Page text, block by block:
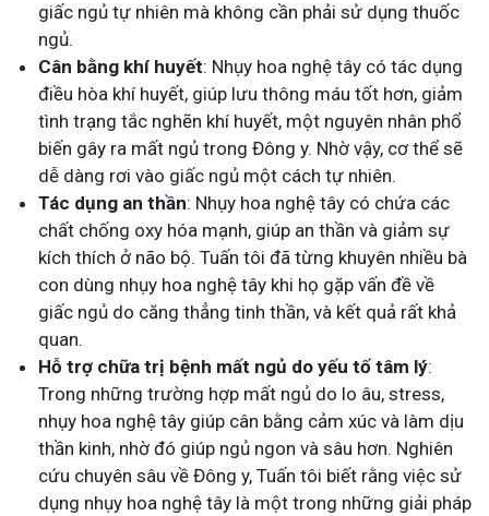
giấc ngủ tự nhiên mà không cần phải sử dụng thuốc
ngủ.
Cân bằng khí huyết: Nhụy hoa nghệ tây có tác dụng
điều hòa khí huyết, giúp lưu thông máu tốt hơn, giảm
tình trạng tắc nghẽn khí huyết, một nguyên nhân phổ
biến gây ra mất ngủ trong Đông y. Nhờ vậy, cơ thể sẽ
dễ dàng rơi vào giấc ngủ một cách tự nhiên.
Tác dụng an thần: Nhụy hoa nghệ tây có chứa các
chất chống oxy hóa mạnh, giúp an thần và giảm sự
kích thích ở não bộ. Tuấn tôi đã từng khuyên nhiều bà
con dùng nhụy hoa nghệ tây khi họ gặp vấn đề về
giấc ngủ do căng thẳng tinh thần, và kết quả rất khả
quan.
Hỗ trợ chữa trị bệnh mất ngủ do yếu tố tâm lý:
Trong những trường hợp mất ngủ do lo âu, stress,
nhụy hoa nghệ tây giúp cân bằng cảm xúc và làm dịu
thần kinh, nhờ đó giúp ngủ ngon và sâu hơn. Nghiên
cứu chuyên sâu về Đông y, Tuấn tôi biết rằng việc sử
dụng nhụy hoa nghệ tây là một trong những giải pháp